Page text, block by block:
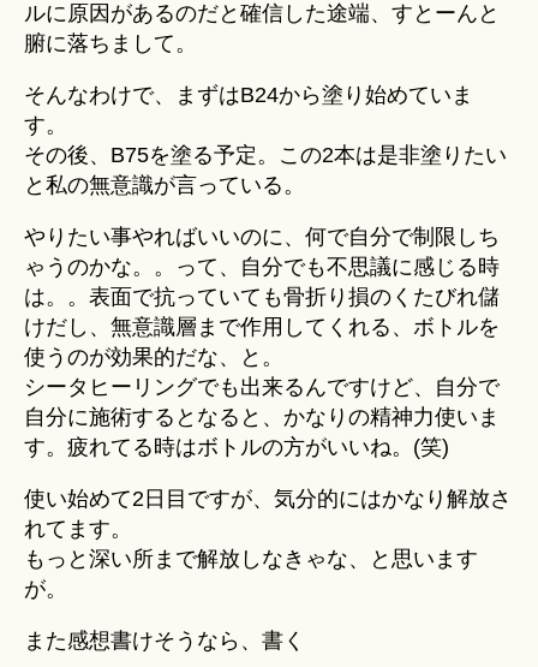
ルに原因があるのだと確信した途端、すとーんと
腑に落ちまして。
そんなわけで、まずはB24から塗り始めていま
す。
その後、B75を塗る予定。この2本は是非塗りたい
と私の無意識が言っている。
やりたい事やればいいのに、何で自分で制限しち
ゃうのかな。。って、自分でも不思議に感じる時
は。。表面で抗っていても骨折り損のくたびれ儲
けだし、無意識層まで作用してくれる、ボトルを
使うのが効果的だな、と。
シータヒーリングでも出来るんですけど、自分で
自分に施術するとなると、かなりの精神力使いま
す。疲れてる時はボトルの方がいいね。(笑)
使い始めて2日目ですが、気分的にはかなり解放さ
れてます。
もっと深い所まで解放しなきゃな、と思います
が。
また感想書けそうなら、書く